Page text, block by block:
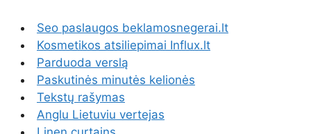
Seo paslaugos beklamosnegerai.lt
Kosmetikos atsiliepimai Influx.lt
Parduoda verslą
Paskutinės minutės kelionės
Tekstų rašymas
Anglu Lietuviu vertejas